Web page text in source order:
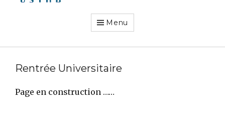
Menu
Rentrée Universitaire
Page en construction ……